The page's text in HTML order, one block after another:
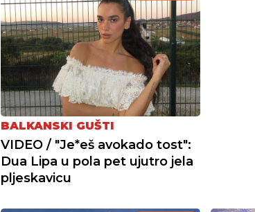
BALKANSKI GUŠTI
VIDEO / "Je*eš avokado tost":
Dua Lipa u pola pet ujutro jela
pljeskavicu